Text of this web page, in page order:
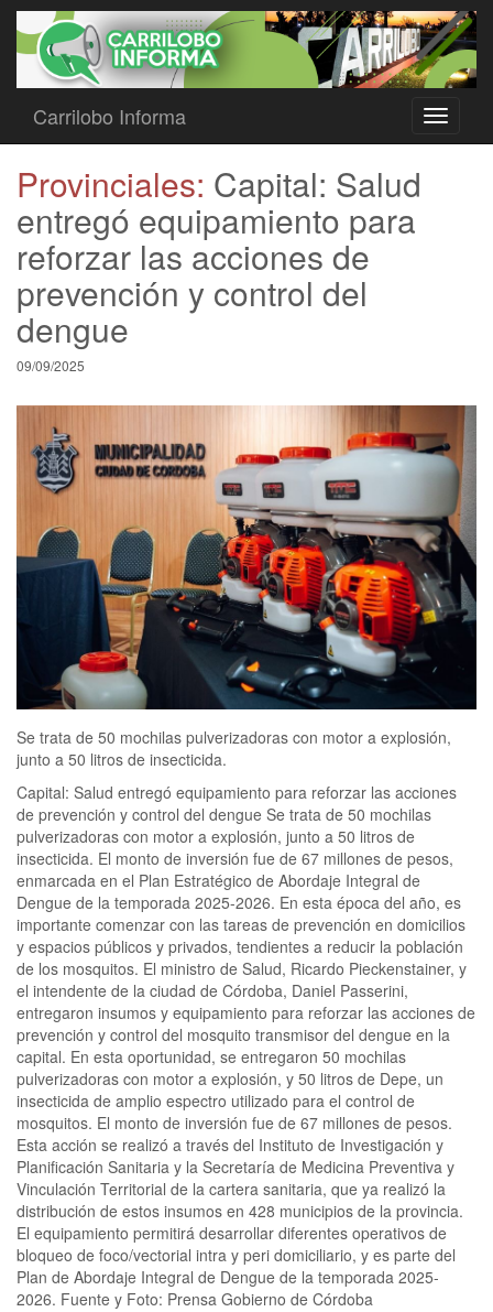
Toggle
Carrilobo Informa
Provinciales: Capital: Salud
entregó equipamiento para
reforzar las acciones de
prevención y control del
dengue
09/09/2025
Se trata de 50 mochilas pulverizadoras con motor a explosión,
junto a 50 litros de insecticida.
Capital: Salud entregó equipamiento para reforzar las acciones
de prevención y control del dengue Se trata de 50 mochilas
pulverizadoras con motor a explosión, junto a 50 litros de
insecticida. El monto de inversión fue de 67 millones de pesos,
enmarcada en el Plan Estratégico de Abordaje Integral de
Dengue de la temporada 2025-2026. En esta época del año, es
importante comenzar con las tareas de prevención en domicilios
y espacios públicos y privados, tendientes a reducir la población
de los mosquitos. El ministro de Salud, Ricardo Pieckenstainer, y
el intendente de la ciudad de Córdoba, Daniel Passerini,
entregaron insumos y equipamiento para reforzar las acciones de
prevención y control del mosquito transmisor del dengue en la
capital. En esta oportunidad, se entregaron 50 mochilas
pulverizadoras con motor a explosión, y 50 litros de Depe, un
insecticida de amplio espectro utilizado para el control de
mosquitos. El monto de inversión fue de 67 millones de pesos.
Esta acción se realizó a través del Instituto de Investigación y
Planificación Sanitaria y la Secretaría de Medicina Preventiva y
Vinculación Territorial de la cartera sanitaria, que ya realizó la
distribución de estos insumos en 428 municipios de la provincia.
El equipamiento permitirá desarrollar diferentes operativos de
bloqueo de foco/vectorial intra y peri domiciliario, y es parte del
Plan de Abordaje Integral de Dengue de la temporada 2025-
2026. Fuente y Foto: Prensa Gobierno de Córdoba